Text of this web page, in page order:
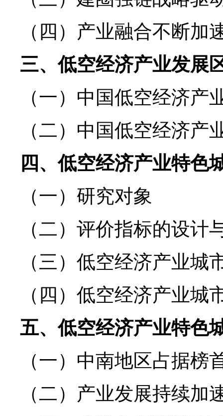
（四）产业融合不断加
三、低空经济产业发展
（一）中国低空经济产
（二）中国低空经济产
四、低空经济产业特色
（一）研究对象
（二）评价指标的设计
（三）低空经济产业城
（四）低空经济产业城
五、低空经济产业特色
（一）中南地区占据榜
（二）产业发展持续加